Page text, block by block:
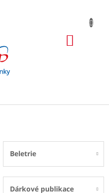
Beletrie
Dárkové publikace